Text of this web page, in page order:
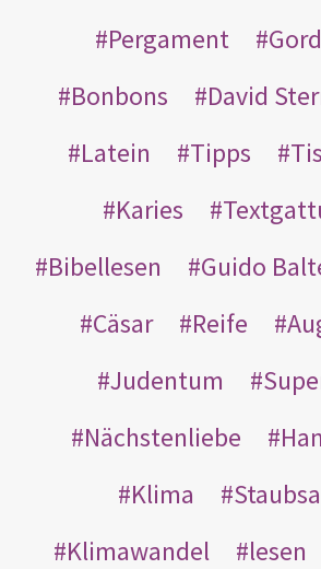
Pergament
Bonbons
David
Latein
Tipps
Karies
Bibellesen
Guido
Cäsar
Reife
Judentum
Nächstenliebe
Klima
Klimawandel
lesen